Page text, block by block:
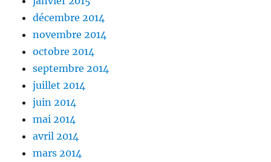
décembre 2014
novembre 2014
octobre 2014
septembre 2014
juillet 2014
juin 2014
mai 2014
avril 2014
mars 2014